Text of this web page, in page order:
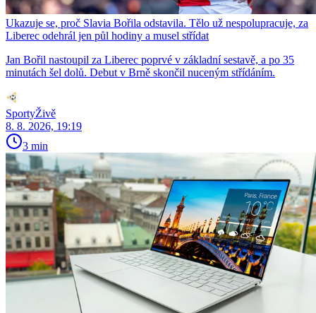
Ukazuje se, proč Slavia Bořila odstavila. Tělo už nespolupracuje, za
Liberec odehrál jen půl hodiny a musel střídat
Jan Bořil nastoupil za Liberec poprvé v základní sestavě, a po 35
minutách šel dolů. Debut v Brně skončil nuceným střídáním.
SportyŽivě
8. 8. 2026, 19:19
3 min